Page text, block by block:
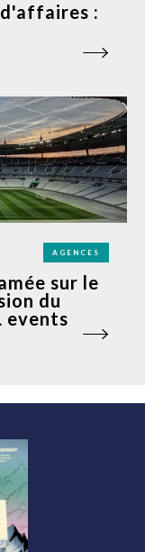
d'affaires :
AGENCES
sur le
du
events